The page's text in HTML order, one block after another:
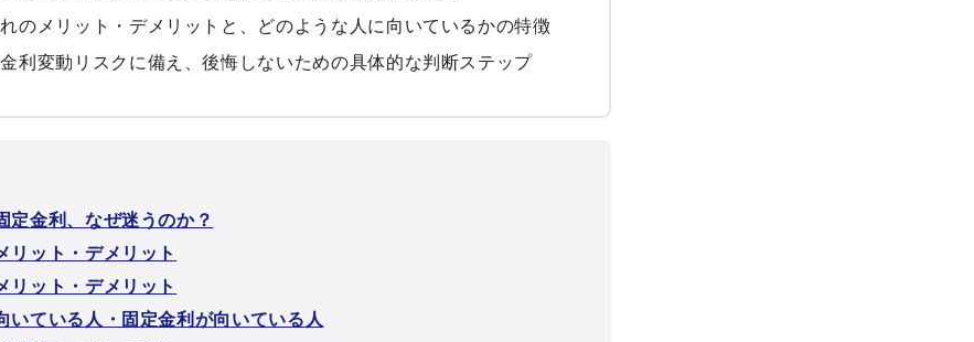
のメリット・デメリットと、どのような人に向いているかの特徴
利変動リスクに備え、後悔しないための具体的な判断ステップ
定金利、なぜ迷うのか？
リット・デメリット
リット・デメリット
いている人・固定金利が向いている人